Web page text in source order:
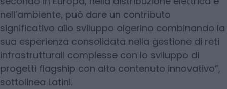
nell’ambiente, può dare un contributo
significativo allo sviluppo algerino combinando la
sua esperienza consolidata nella gestione di reti
infrastrutturali complesse con lo sviluppo di
progetti flagship con alto contenuto innovativo”,
sottolinea Latini.